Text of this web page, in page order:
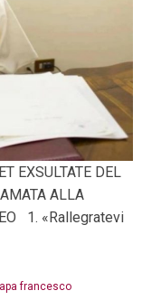
EXSULTATE DEL
ALLA
1. «Rallegratevi
francesco